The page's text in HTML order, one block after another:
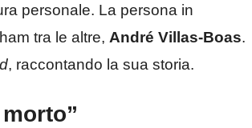
personale. La persona in
tra le altre, André Villas-Boas.
, raccontando la sua storia.